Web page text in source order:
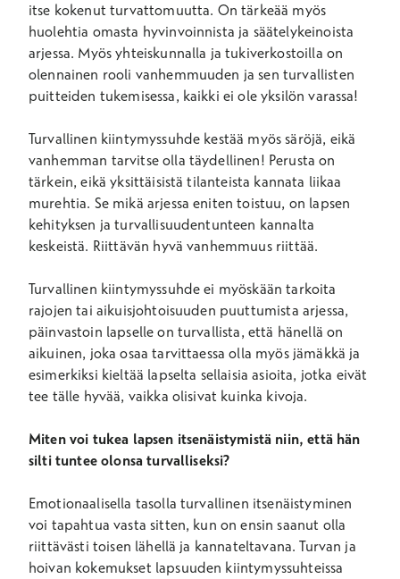
itse kokenut turvattomuutta. On tärkeää myös
huolehtia omasta hyvinvoinnista ja säätelykeinoista
arjessa. Myös yhteiskunnalla ja tukiverkostoilla on
olennainen rooli vanhemmuuden ja sen turvallisten
puitteiden tukemisessa, kaikki ei ole yksilön varassa!
Turvallinen kiintymyssuhde kestää myös säröjä, eikä
vanhemman tarvitse olla täydellinen! Perusta on
tärkein, eikä yksittäisistä tilanteista kannata liikaa
murehtia. Se mikä arjessa eniten toistuu, on lapsen
kehityksen ja turvallisuudentunteen kannalta
keskeistä. Riittävän hyvä vanhemmuus riittää.
Turvallinen kiintymyssuhde ei myöskään tarkoita
rajojen tai aikuisjohtoisuuden puuttumista arjessa,
päinvastoin lapselle on turvallista, että hänellä on
aikuinen, joka osaa tarvittaessa olla myös jämäkkä ja
esimerkiksi kieltää lapselta sellaisia asioita, jotka eivät
tee tälle hyvää, vaikka olisivat kuinka kivoja.
Miten voi tukea lapsen itsenäistymistä niin, että hän
silti tuntee olonsa turvalliseksi?
Emotionaalisella tasolla turvallinen itsenäistyminen
voi tapahtua vasta sitten, kun on ensin saanut olla
riittävästi toisen lähellä ja kannateltavana. Turvan ja
hoivan kokemukset lapsuuden kiintymyssuhteissa